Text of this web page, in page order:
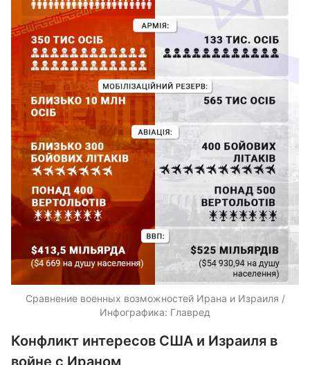
Сравнение военных возможностей Ирана и Израиля /
Инфографика: Главред
Конфликт интересов США и Израиля в
войне с Ираном